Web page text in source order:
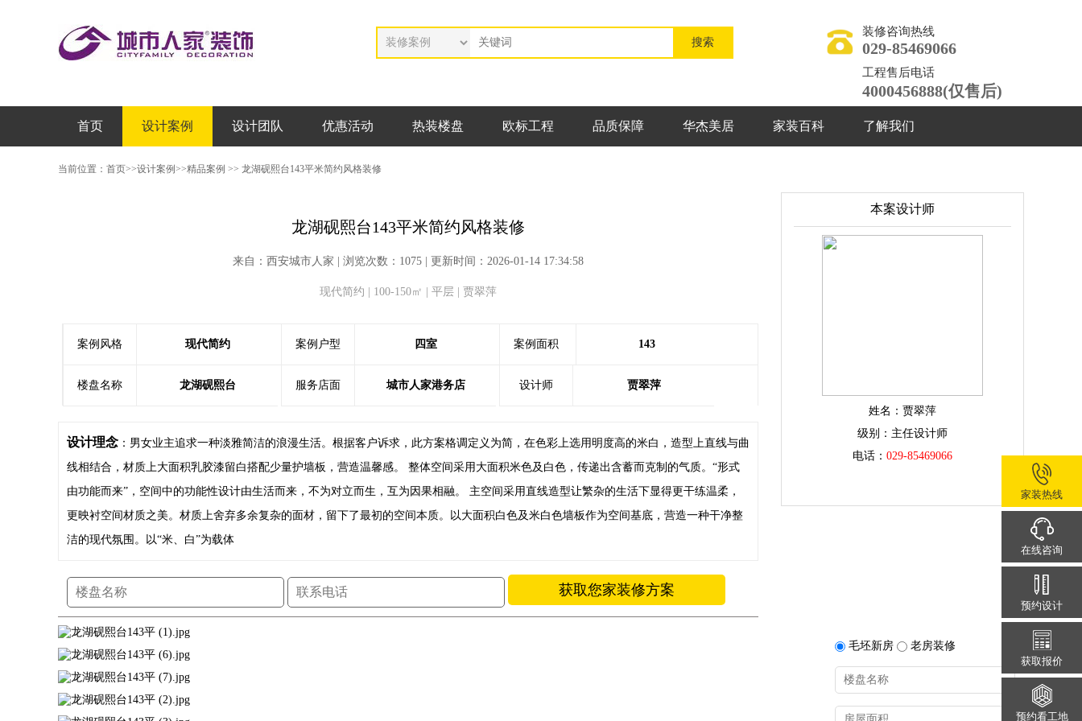
装修咨询热线
029-85469066
工程售后电话
4000456888(仅售后)
首页 设计案例 设计团队 优惠活动 热装楼盘 欧标工程 品质保障 华杰美居 家装百科 了解我们
当前位置： 首页>>设计案例>>精品案例 >> 龙湖砚熙台143平米简约风格装修
龙湖砚熙台143平米简约风格装修
来自：西安城市人家 | 浏览次数：1075 | 更新时间：2026-01-14 17:34:58
现代简约 | 100-150㎡ | 平层 | 贾翠萍
案例风格 现代简约 案例户型 四室 案例面积 143
楼盘名称 龙湖砚熙台 服务店面 城市人家港务店 设计师 贾翠萍
设计理念 ：男女业主追求一种淡雅简洁的浪漫生活。根据客户诉求，此方案格调定义为简，在色彩上选用明度高的米白，造型上直线与曲
线相结合，材质上大面积乳胶漆留白搭配少量护墙板，营造温馨感。 整体空间采用大面积米色及白色，传递出含蓄而克制的气质。“形式
由功能而来”，空间中的功能性设计由生活而来，不为对立而生，互为因果相融。 主空间采用直线造型让繁杂的生活下显得更干练温柔，
更映衬空间材质之美。材质上舍弃多余复杂的面材，留下了最初的空间本质。以大面积白色及米白色墙板作为空间基底，营造一种干净整
洁的现代氛围。以“米、白”为载体
获取您家装修方案
本案设计师
姓名：贾翠萍
级别：主任设计师
电话： 029-85469066
毛坯新房 老房装修
家装热线
在线咨询
预约设计
获取报价
预约看工地